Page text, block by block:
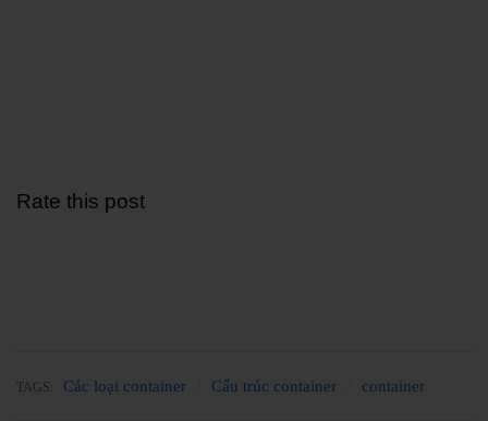
Rate this post
TAGS: Các loại container Cấu trúc container container